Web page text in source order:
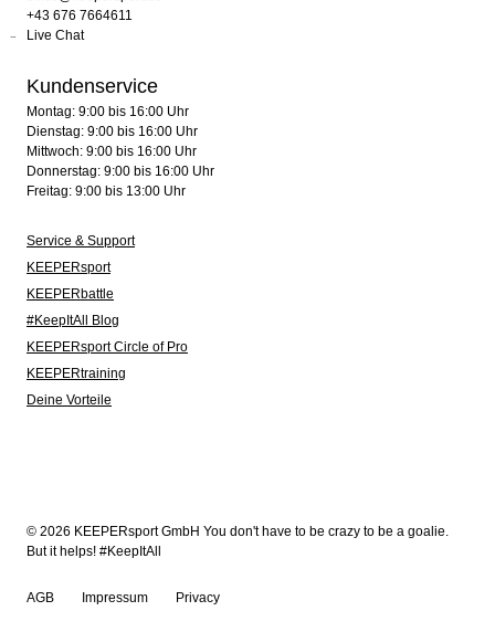
+43 676 7664611
Live Chat
Kundenservice
Montag: 9:00 bis 16:00 Uhr
Dienstag: 9:00 bis 16:00 Uhr
Mittwoch: 9:00 bis 16:00 Uhr
Donnerstag: 9:00 bis 16:00 Uhr
Freitag: 9:00 bis 13:00 Uhr
Service & Support
KEEPERsport
KEEPERbattle
#KeepItAll Blog
KEEPERsport Circle of Pro
KEEPERtraining
Deine Vorteile
© 2026 KEEPERsport GmbH You don't have to be crazy to be a goalie.
But it helps! #KeepItAll
AGB Impressum Privacy